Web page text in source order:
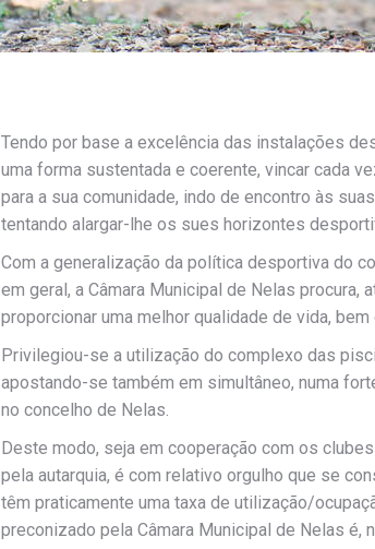
Tendo por base a excelência das instalações
uma forma sustentada e coerente, vincar cada
para a sua comunidade, indo de encontro às
tentando alargar-lhe os sues horizontes
Com a generalização da política desportiva do
em geral, a Câmara Municipal de Nelas
proporcionar uma melhor qualidade de vida,
Privilegiou-se a utilização do complexo das
apostando-se também em simultâneo, numa
no concelho de Nelas.
Deste modo, seja em cooperação com os
pela autarquia, é com relativo orgulho que se
têm praticamente uma taxa de utilização/
preconizado pela Câmara Municipal de Nelas é,